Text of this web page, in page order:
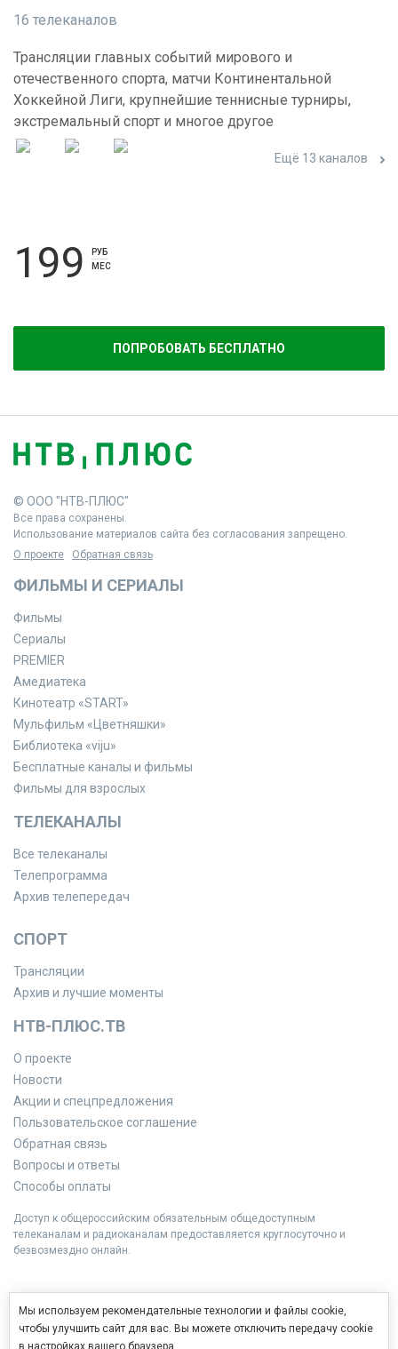
16 телеканалов
Трансляции главных событий мирового и
отечественного спорта, матчи Континентальной
Хоккейной Лиги, крупнейшие теннисные турниры,
экстремальный спорт и многое другое
Ещё 13 каналов
199
РУБ
МЕС
ПОПРОБОВАТЬ БЕСПЛАТНО
© ООО "НТВ-ПЛЮС"
Все права сохранены.
Использование материалов сайта без согласования запрещено.
О проекте
Обратная связь
ФИЛЬМЫ И СЕРИАЛЫ
Фильмы
Сериалы
PREMIER
Амедиатека
Кинотеатр «START»
Мульфильм «Цветняшки»
Библиотека «viju»
Бесплатные каналы и фильмы
Фильмы для взрослых
ТЕЛЕКАНАЛЫ
Все телеканалы
Телепрограмма
Архив телепередач
СПОРТ
Трансляции
Архив и лучшие моменты
НТВ-ПЛЮС.ТВ
О проекте
Новости
Акции и спецпредложения
Пользовательское соглашение
Обратная связь
Вопросы и ответы
Способы оплаты
Доступ к общероссийским обязательным общедоступным
телеканалам и радиоканалам предоставляется круглосуточно и
безвозмездно онлайн.
Мы используем рекомендательные технологии и файлы cookie,
чтобы улучшить сайт для вас. Вы можете отключить передачу cookie
в настройках вашего браузера